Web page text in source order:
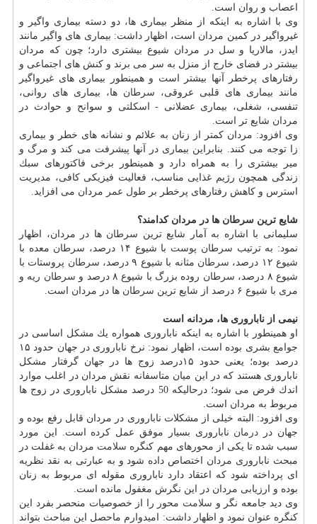
اعصاب و روان است.
وی با اشاره به اینكه از منظر بیماری ها، دو دسته بیماری واگیر و
غیرواگیر در كمین مردان است، اظهار داشت: بیماری های واگیر مانند
ایدز، مالاریا و سل در مردان شیوع بیشتری دارد؛ چون كه مردان
بیشتر در فضای خارج از منزل به سر می برند و كنش های اجتماعی و
رفتارهای پرخطر آنها بیشتر است و همینطور بیماری های غیرواگیر
مانند بیماری های قلبی عروقی، سرطان ها، بیماری های روانی،
تنفسی، شغلی، بیماری عضلانی - اسكلتی و سوانح و حوادث در
مردان شایع تر است.
وی افزود: مردان كمتر از زنان به علائم و نشانه های خطر و بیماری
زا توجه می كنند. بنابراین بیماری در آنها پیشرفت می كند و مرگ و
میر بیشتری را به همراه دارد و همینطور برخی فاكتورهای سبك
زندگی همچون رژیم غذایی مناسب، فعالیت فیزیكی كافی، مدیریت
استرس و كاهش رفتارهای پرخطر بر طول عمر مردان می افزاید.
شایع ترین سرطان ها در مردان كدامند؟
سلیمانی با اشاره به آمار شایع ترین سرطان ها در مردان، اظهار
نمود: به ترتیب سرطان پوست با شیوع ۱۴ درصد، سرطان معده با
شیوع ۱۲ درصد،
سرطان مثانه با شیوع ۹ درصد، سرطان پروستات با
شیوع ۸ درصد،
سرطان روده بزرگ با شیوع ۸ درصد و سرطان ریه و
مری با شیوع ۶ درصد از شایع ترین
سرطان ها در مردان است.
نیمی از ناباروری ها، مردانه است
او همینطور با اشاره به اینكه ناباروری همواره یك مشكل اساسی در
جوامع بشری بوده است، اظهار نمود: نرخ ناباروری در جهان حدود ۱۵
درصد بوده؛ یعنی حدود ۱۵درصد زوج ها در جهان گرفتار مشكل
ناباروری هستند كه در این میان متاسفانه نقش مردان در اغلب موارد
اندك فرض می شود؛ درحالیكه 50 درصد مشكل ناباروری در زوج ها
مربوط به مردان است.
وی افزود: البته خیلی از مشكلات ناباروری در مردان قابل رفع بوده و
جهان در درمان ناباروری بسیار موفق عمل كرده است. این مورد
سبب شده تا یكی از محورهای مهم كنگره سلامت مردان به غفلت در
مبحث ناباروری مردان اختصاص داده شود و به عبارتی به نقد نظریه
ای پرداخته شود كه اعتقاد دارد ناباروری مقوله ای مربوط به زنان
بوده و ارزیابی مردان در این نگرش مغفول مانده است.
وی دید جامعه نگر و سلامت محور را از خصوصیات منحصر بفرد این
كنگره عنوان نمود و اظهار داشت: امیدوارم ماحصل این مباحث بتواند